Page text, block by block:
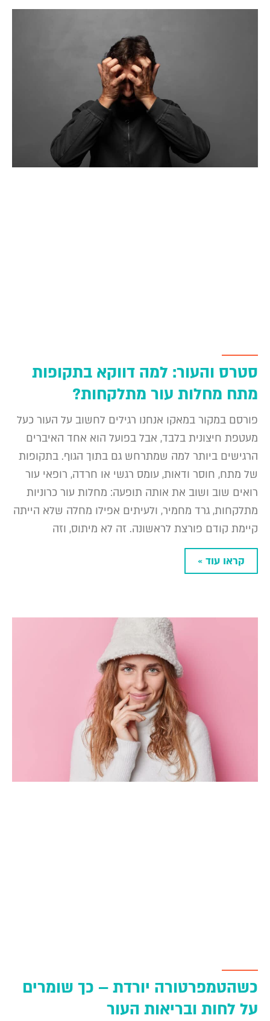
סטרס והעור: למה דווקא בתקופות
מתח מחלות עור מתלקחות?
פורסם במקור במאקו אנחנו רגילים לחשוב על העור כעל
מעטפת חיצונית בלבד, אבל בפועל הוא אחד האיברים
הרגישים ביותר למה שמתרחש גם בתוך הגוף. בתקופות
של מתח, חוסר ודאות, עומס רגשי או חרדה, רופאי עור
רואים שוב ושוב את אותה תופעה: מחלות עור כרוניות
מתלקחות, גרד מחמיר, ולעיתים אפילו מחלה שלא הייתה
קיימת קודם פורצת לראשונה. זה לא מיתוס, וזה
קראו עוד »
כשהטמפרטורה יורדת – כך שומרים
על לחות ובריאות העור